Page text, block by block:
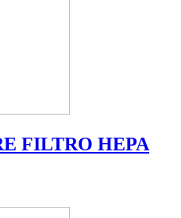
FILTRO HEPA